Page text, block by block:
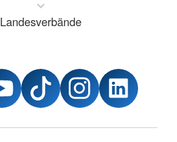
Landesverbände